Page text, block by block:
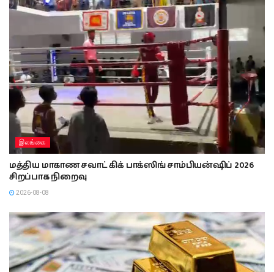
இலங்கை
மத்திய மாகாண சவாட் கிக் பாக்ஸிங் சாம்பியன்ஷிப் 2026
சிறப்பாக நிறைவு
2026-08-08